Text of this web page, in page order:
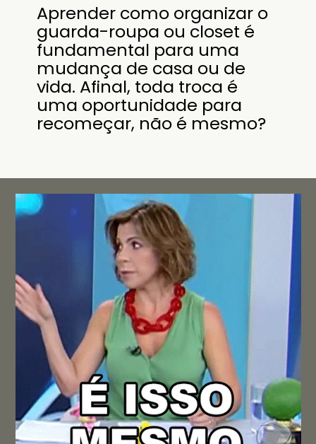
Aprender como organizar o
guarda-roupa ou closet é
fundamental para uma
mudança de casa ou de
vida. Afinal, toda troca é
uma oportunidade para
recomeçar, não é mesmo?